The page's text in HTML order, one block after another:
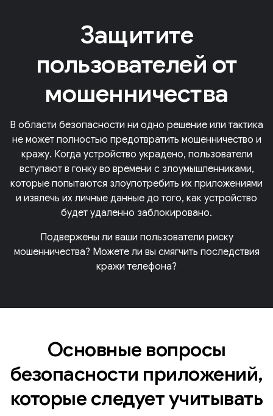
Защитите
пользователей от
мошенничества
В области безопасности ни одно решение или тактика
не может полностью предотвратить мошенничество и
кражу. Когда устройство украдено, пользователи
вступают в гонку во времени с злоумышленниками,
которые попытаются злоупотребить их приложениями
и извлечь их личные данные до того, как устройство
будет удаленно заблокировано.
Подвержены ли ваши пользователи риску
мошенничества? Можете ли вы смягчить последствия
кражи телефона?
Основные вопросы
безопасности приложений,
которые следует учитывать